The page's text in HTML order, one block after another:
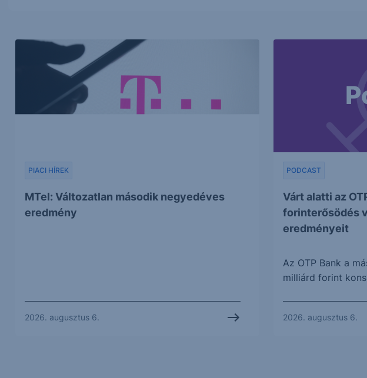
MTel: Változatlan második negyedéves
eredmény
PIACI HÍREK
2026. augusztus 6.
Várt alatti az
forinterősödés
eredményeit
PODCAST
Az OTP Bank a
milliárd forint
2026. augusztus 6.